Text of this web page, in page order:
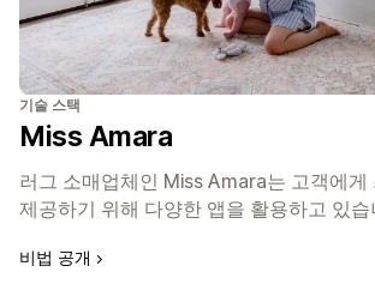
기술 스택
Miss Amara
러그 소매업체인 Miss Amara는 고객에게
제공하기 위해 다양한 앱을 활용하고 있습
비법 공개